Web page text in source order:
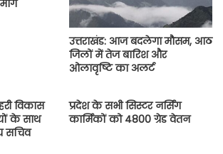
उत्तराखंड: आज बदलेगा मौसम, आठ
जिलों में तेज बारिश और
ओलावृष्टि का अलर्ट
विकास
के साथ
सचिव
प्रदेश के सभी सिस्टर नर्सिंग
कार्मिकों को 4800 ग्रेड वेतन